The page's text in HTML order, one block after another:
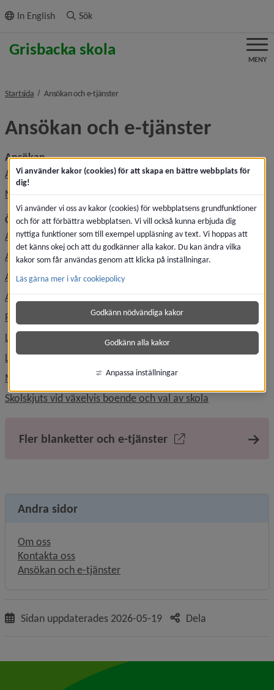
innehållet
In English Sök
MENY
Startsida Ansökan och e-tjänsternivå i brödsmulenavigeringen
Ansökan och e-tjänster
Ansökan
Ansökan, söka skola
När du fått besked om skolplacering
Övrigt
Ansöka om fritidsplats
Ansöka om modersmålsundervisning
Anmäla frånvaro i skolan
Ansökan specialkost och behovanpassade måltider
Förändring av skolgång
Ledighetsansökan
Läsårstider och lov
Mottagande av nyanländ elev
Skolskjuts vid växelvis boende och val av skola
Fler blanketter och e-tjänster
Andra sidor
Om oss
Kontakta oss
Ansökan och e-tjänster
Sidan uppdaterades 2026-05-19 Dela
Vi använder kakor (cookies) för att skapa en bättre webbplats för
dig!
Vi använder vi oss av kakor (cookies) för webbplatsens grundfunktioner
och för att förbättra webbplatsen. Vi vill också kunna erbjuda dig
nyttiga funktioner som till exempel uppläsning av text. Vi hoppas att
det känns okej och att du godkänner alla kakor. Du kan ändra vilka
kakor som får användas genom att klicka på inställningar.
Läs gärna mer i vår cookiepolicy
Godkänn nödvändiga kakor
Godkänn alla kakor
Anpassa inställningar